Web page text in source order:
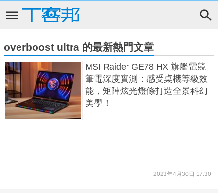
overboost ultra 的最新熱門文章
MSI Raider GE78 HX 旗艦電競
筆電深度實測：感受桌機等級效
能，矩陣炫光燈條打造全景科幻
美學！
2023年4月30日 17:30